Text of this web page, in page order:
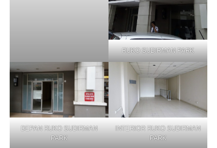
RUKO SUDIRMAN PARK
DEPAN RUKO SUDIRMAN
PARK
INTERIOR RUKO SUDIRMAN
PARK